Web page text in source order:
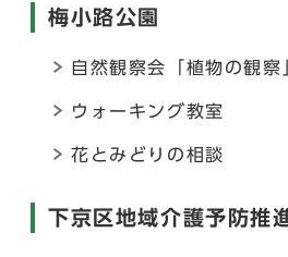
梅小路公園
自然観察会「植物の観察
ウォーキング教室
花とみどりの相談
下京区地域介護予防推